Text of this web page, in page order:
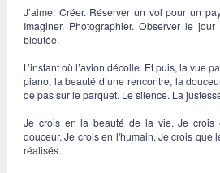
J’aime. Créer. Réserver un vol pour un
Imaginer. Photographier. Observer le
bleutée.
L’instant où l’avion décolle. Et puis, la vue
piano, la beauté d’une rencontre, la
de pas sur le parquet. Le silence. La
Je crois en la beauté de la vie. Je crois
douceur. Je crois en l'humain. Je crois que
réalisés.